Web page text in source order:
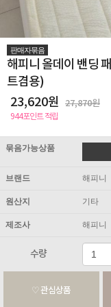
판매자묶음
해피니 올데이 밴딩
트겸용)
23,620원
27,870원
944포인트 적립
묶음가능상품
브랜드 해피니
원산지 기타
제조사 해피니
수량